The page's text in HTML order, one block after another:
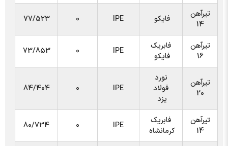
تیرآهن
14
فایکو IPE
0
77/523
تیرآهن
16
فابریک
فایکو
IPE
0
73/853
تیرآهن
20
نورد
فولاد
یزد
IPE
0
84/404
تیرآهن
14
فابریک
کرمانشاه
IPE
0
80/734